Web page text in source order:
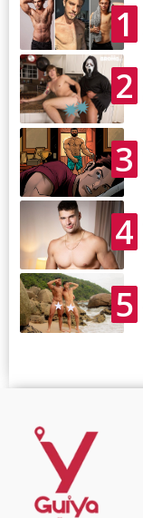
1
2
3
4
5